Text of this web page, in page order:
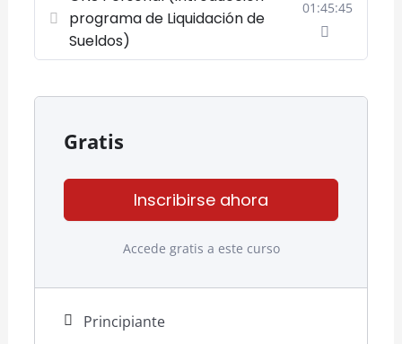
programa de Liquidación de
Sueldos)
01:45:45
Gratis
Inscribirse ahora
Accede gratis a este curso
Principiante